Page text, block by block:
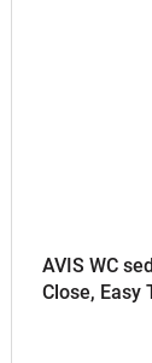
AVIS WC
Close, Easy